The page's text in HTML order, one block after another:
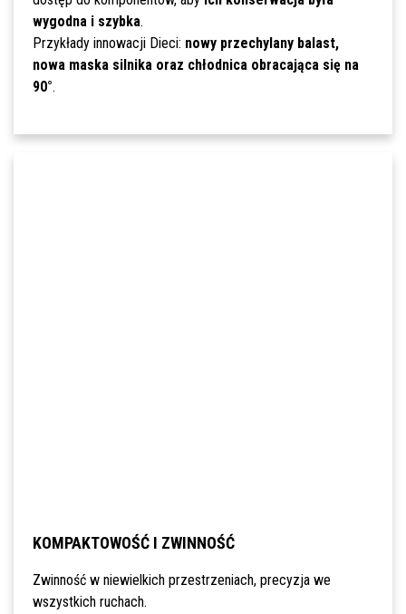
wygodna i szybka.
Przykłady innowacji Dieci: nowy przechylany balast,
nowa maska silnika oraz chłodnica obracająca się na
90°.
KOMPAKTOWOŚĆ I ZWINNOŚĆ
Zwinność w niewielkich przestrzeniach, precyzja we
wszystkich ruchach.